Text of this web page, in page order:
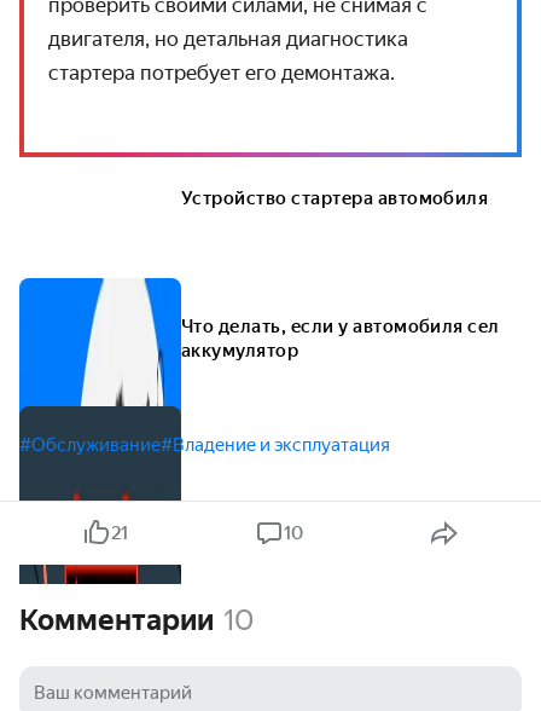
проверить своими силами, не снимая с
двигателя, но детальная диагностика
стартера потребует его демонтажа.
Устройство стартера автомобиля
Что делать, если у автомобиля сел
аккумулятор
#Обслуживание#Владение и эксплуатация
21 10
Комментарии 10